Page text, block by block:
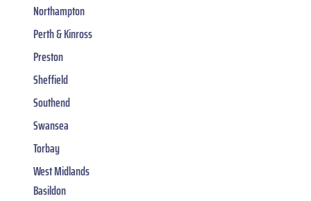
Northampton
Perth & Kinross
Preston
Sheffield
Southend
Swansea
Torbay
West Midlands
Basildon